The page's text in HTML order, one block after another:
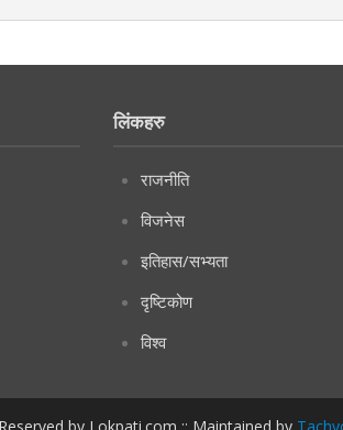
लिंकहरु
राजनीति
विजनेस
इतिहास/सभ्यता
दृष्टिकोण
विश्व